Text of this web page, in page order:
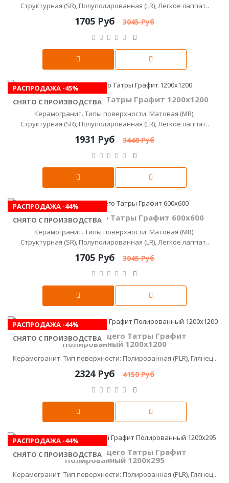
Структурная (SR), Полуполированная (LR), Легкое лаппат..
1705 Руб 3045 Руб
РАСПРОДАЖА -45%
СНЯТО С ПРОИЗВОДСТВА
Керамика Будущего Татры Графит 1200х1200
Керамогранит. Типы поверхности: Матовая (MR),
Структурная (SR), Полуполированная (LR), Легкое лаппат..
1931 Руб 3448 Руб
РАСПРОДАЖА -44%
СНЯТО С ПРОИЗВОДСТВА
Керамика Будущего Татры Графит 600x600
Керамогранит. Типы поверхности: Матовая (MR),
Структурная (SR), Полуполированная (LR), Легкое лаппат..
1705 Руб 3045 Руб
РАСПРОДАЖА -44%
СНЯТО С ПРОИЗВОДСТВА
Керамика Будущего Татры Графит
Полированный 1200х1200
Керамогранит. Тип поверхности: Полированная (PLR), Глянец..
2324 Руб 4150 Руб
РАСПРОДАЖА -44%
СНЯТО С ПРОИЗВОДСТВА
Керамика Будущего Татры Графит
Полированный 1200х295
Керамогранит. Тип поверхности: Полированная (PLR), Глянец..